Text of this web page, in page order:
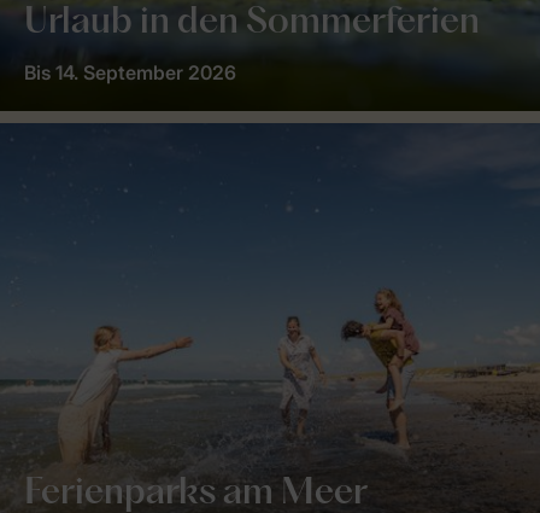
Urlaub in den Sommerferien
Bis 14. September 2026
Ferienparks am Meer